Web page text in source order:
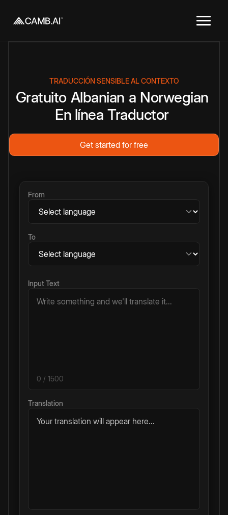
TRADUCCIÓN SENSIBLE AL CONTEXTO
Gratuito Albanian a Norwegian
En línea Traductor
Get started for free
From
To
Input Text
0 / 1500
Translation
Your translation will appear here...